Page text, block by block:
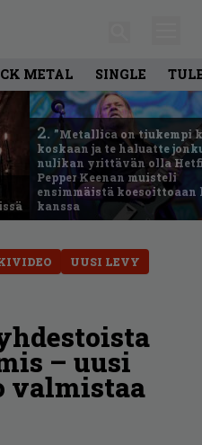
METAL SINGLE
2. ”Metallica on tiukempi
koskaan ja te haluatte
nulikan yrittävän olla
Pepper Keenan muisteli
ensimmäistä
kanssa
UUSI LEVY
– uusi
valmistaa